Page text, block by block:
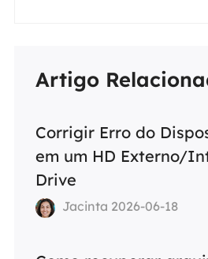
Artigo
Corrigir Erro do
em um HD Externo/
Drive
Jacinta 2026-06-18